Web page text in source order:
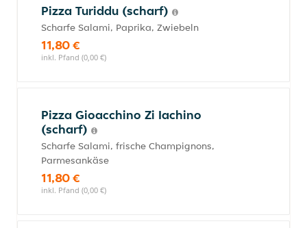
Pizza Turiddu (scharf)
Scharfe Salami, Paprika, Zwiebeln
11,80 €
inkl. Pfand (0,00 €)
Pizza Gioacchino Zi Iachino
(scharf)
Scharfe Salami, frische Champignons,
Parmesankäse
11,80 €
inkl. Pfand (0,00 €)